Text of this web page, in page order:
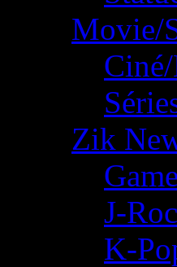
Movie/
Zik
J-
K-